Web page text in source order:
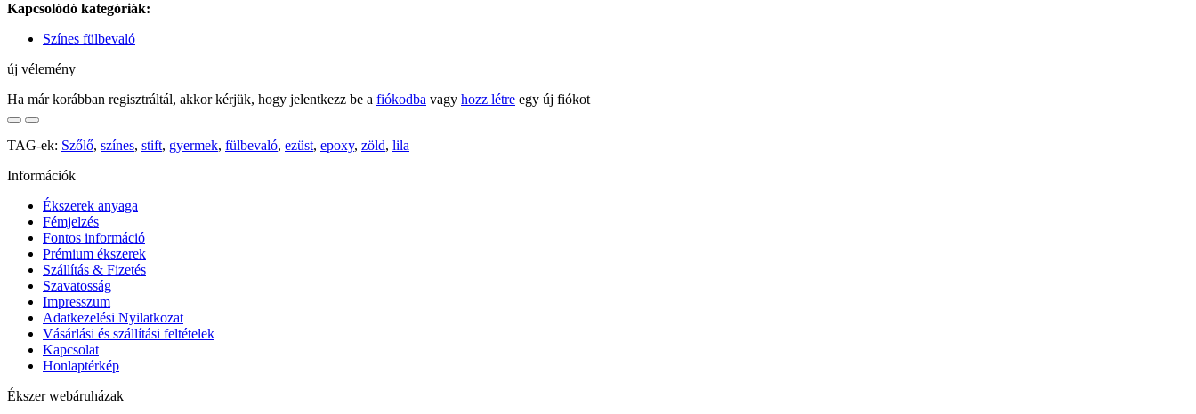
Kapcsolódó kategóriák:
Színes fülbevaló
új vélemény
Ha már korábban regisztráltál, akkor kérjük, hogy jelentkezz be a fiókodba vagy hozz létre egy új fiókot
TAG-ek: Szőlő, színes, stift, gyermek, fülbevaló, ezüst, epoxy, zöld, lila
Információk
Ékszerek anyaga
Fémjelzés
Fontos információ
Prémium ékszerek
Szállítás & Fizetés
Szavatosság
Impresszum
Adatkezelési Nyilatkozat
Vásárlási és szállítási feltételek
Kapcsolat
Honlaptérkép
Ékszer webáruházak